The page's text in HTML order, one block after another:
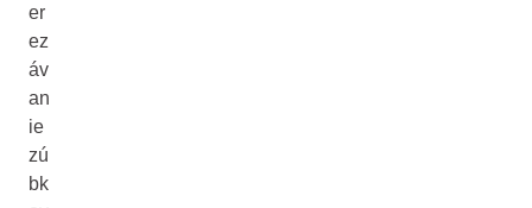
er
ez
áv
an
ie
zú
bk